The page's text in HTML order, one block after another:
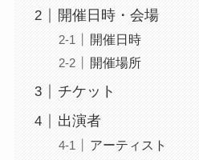
開催日時・会場
開催日時
開催場所
チケット
出演者
アーティスト